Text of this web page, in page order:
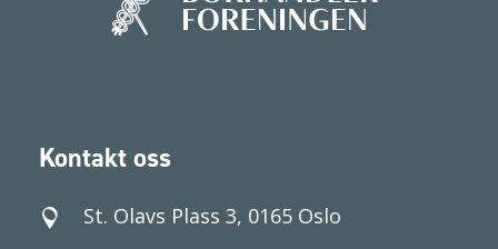
Kontakt oss
St. Olavs Plass 3, 0165 Oslo